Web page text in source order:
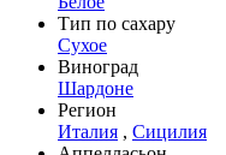
Тип по сахару
Сухое
Виноград
Шардоне
Регион
Италия , Сицилия